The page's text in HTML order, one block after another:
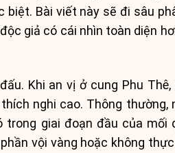
biệt. Bài viết này sẽ đi sâu
giả có cái nhìn toàn diện
Khi an vị ở cung Phu Thê,
nghi cao. Thông thường,
giai đoạn đầu của mối
vội vàng hoặc không